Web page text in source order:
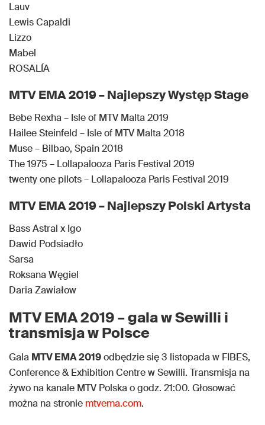
Lauv
Lewis Capaldi
Lizzo
Mabel
ROSALÍA
MTV EMA 2019 – Najlepszy Występ Stage
Bebe Rexha – Isle of MTV Malta 2019
Hailee Steinfeld – Isle of MTV Malta 2018
Muse – Bilbao, Spain 2018
The 1975 – Lollapalooza Paris Festival 2019
twenty one pilots – Lollapalooza Paris Festival 2019
MTV EMA 2019 – Najlepszy Polski Artysta
Bass Astral x Igo
Dawid Podsiadło
Sarsa
Roksana Węgiel
Daria Zawiałow
MTV EMA 2019 – gala w Sewilli i
transmisja w Polsce
Gala MTV EMA 2019odbędzie się 3 listopada w FIBES,
Conference & Exhibition Centre w Sewilli. Transmisja na
żywo na kanale MTV Polska o godz. 21:00. Głosować
można na stronie mtvema.com.